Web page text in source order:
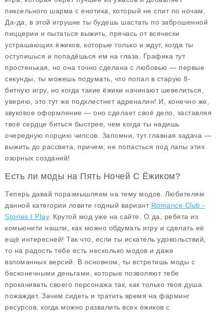
пиксельного шарма с енотика, который не спит по ночам.
Да-да, в этой игрушке ты будешь шастать по заброшенной
пиццерии и пытаться выжить, прячась от всячески
устрашающих ёжиков, которые только и ждут, когда ты
оступишься и попадёшься им на глаза. Графика тут
простенькая, но она точно сделана с любовью — первые
секунды, ты можешь подумать, что попал в старую 8-
битную игру, но когда такие ёжики начинают шевелиться,
уверяю, это тут же подхлестнет адреналин! И, конечно же,
звуковое оформление — оно сделает своё дело, заставляя
твоё сердце биться быстрее, чем когда ты надишь
очередную порцию чипсов. Запомни, тут главная задача —
выжить до рассвета, причем, не попасться под лапы этих
озорных созданий!
Есть ли моды на Пять Ночей С Ёжиком?
Теперь давай поразмышляем на тему модов. Любителям
данной категории ловите годный вариант Romance Club -
Stories I Play. Крутой мод уже на сайте. О да, ребята из
комьюнити нашли, как можно обдумать игру и сделать её
ещё интересней! Так что, если ты искатель удовольствий,
то на радость тебе есть несколько модов и даже
взломанных версий. В основном, ты встретишь моды с
бесконечными деньгами , которые позволяют тебе
прокачивать своего персонажа так, как только твоя душа
пожаждет. Зачем сидеть и тратить время на фарминг
ресурсов, когда можно развалить всех ёжиков с